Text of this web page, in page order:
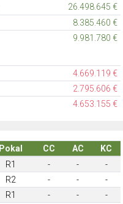
26.498.645 €
8.385.460 €
9.981.780 €
4.669.119 €
2.795.606 €
4.653.155 €
Pokal CC AC
KC
R1 - -
-
R2 - -
-
R1 - -
-